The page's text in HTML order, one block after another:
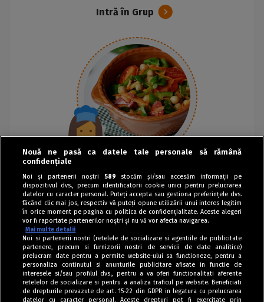
Intră în Grup
Nouă ne pasă ca datele tale personale să rămână
confidențiale
Noi și partenerii noștri 589 stocăm și/sau accesăm informații pe
dispozitivul dvs., precum identificatorii cookie unici pentru prelucrarea
datelor cu caracter personal. Puteți accepta sau gestiona preferințele dvs.
făcând clic mai jos, respectiv vă puteți opune utilizării unui interes legitim
în orice moment pe pagina cu politica de confidențialitate. Aceste alegeri
vor fi raportate partenerilor noștri și nu vă vor afecta navigarea.
Mai multe detalii
Noi si partenerii nostri (retelele de socializare si agentiile de publicitate
partenere, precum si furnizorii nostri de servicii de date analitice)
prelucram date pentru a permite website-ului sa functioneze, pentru a
personaliza continutul si anunturile publicitare afisate in functie de
interesele si/sau profilul dvs., pentru a va oferi functionalitati aferente
retelelor de socializare si pentru a analiza traficul pe website. Beneficiati
de drepturile prevazute de art. 15-22 din GDPR in legatura cu prelucrarea
datelor cu caracter personal. Aceste drepturi pot fi exercitate prin